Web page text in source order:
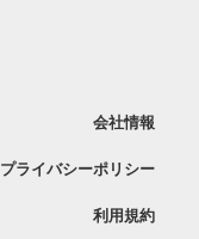
会社情報
プライバシーポリシー
利用規約